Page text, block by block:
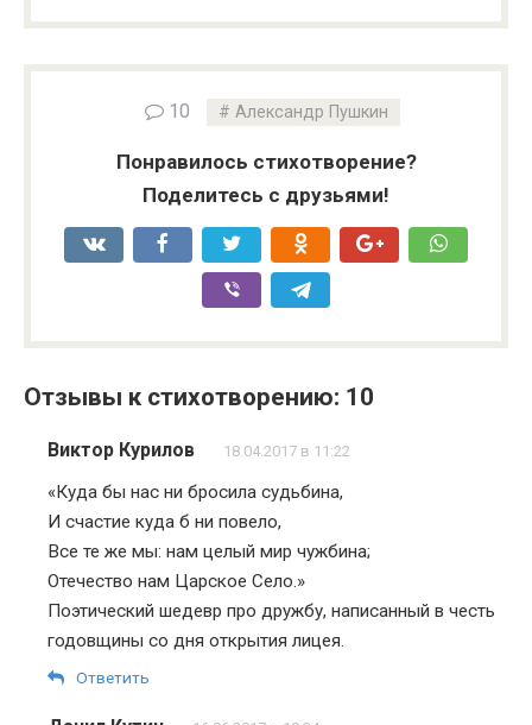
10 Александр Пушкин
Понравилось стихотворение?
Поделитесь с друзьями!
Отзывы к стихотворению: 10
Виктор Курилов 18.04.2017 в 11:22
«Куда бы нас ни бросила судьбина,
И счастие куда б ни повело,
Все те же мы: нам целый мир чужбина;
Отечество нам Царское Село.»
Поэтический шедевр про дружбу, написанный в честь
годовщины со дня открытия лицея.
Ответить